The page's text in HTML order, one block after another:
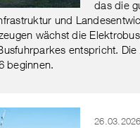
das die
und
wächst die
entspricht.
beginnen.